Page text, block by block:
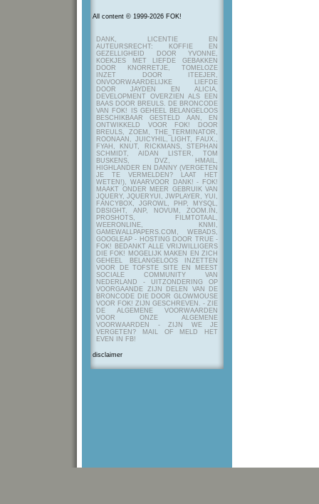
All content © 1999-2026 FOK!
DANK, LICENTIE EN
AUTEURSRECHT: KOFFIE EN
GEZELLIGHEID DOOR YVONNE,
KOEKJES MET LIEFDE GEBAKKEN
DOOR KNORRETJE, TOMELOZE
INZET DOOR ITEEJER,
ONVOORWAARDELIJKE LIEFDE
DOOR JAYDEN EN ALICIA,
DEVELOPMENT OVERZIEN ALS EEN
BAAS DOOR BREULS. DE BRONCODE
VAN FOK! IS GEHEEL BELANGELOOS
BESCHIKBAAR GESTELD AAN, EN
ONTWIKKELD VOOR FOK! DOOR
BREULS, ZOEM, THE_TERMINATOR,
ROONAAN, JUICYHIL, LIGHT, FAUX.,
FYAH, KNUT, RICKMANS, STEPHAN
SCHMIDT, AIDAN LISTER, TOM
BUSKENS, DVZ, HMAIL,
HIGHLANDER EN DANNY (VERGETEN
JE TE VERMELDEN? LAAT HET
WETEN!), WAARVOOR DANK! - FOK!
MAAKT ONDER MEER GEBRUIK VAN
JQUERY, JQUERYUI, JWPLAYER, YUI,
FANCYBOX, JGROWL, PHP, MYSQL,
DBSIGHT, ANP, NOVUM, ZOOM.IN,
PROSHOTS, FILMTOTAAL,
WEERONLINE, KNMI,
GAMEWALLPAPERS.COM, WEBADS,
GOOGLEAP - HOSTING DOOR TRUE -
FOK! BEDANKT ALLE VRIJWILLIGERS
DIE FOK! MOGELIJK MAKEN EN ZICH
GEHEEL BELANGELOOS INZETTEN
VOOR DE TOFSTE SITE EN MEEST
SOCIALE COMMUNITY VAN
NEDERLAND - UITZONDERING OP
VOORGAANDE ZIJN DELEN VAN DE
BRONCODE DIE DOOR GLOWMOUSE
VOOR FOK! ZIJN GESCHREVEN. - ZIE
DE ALGEMENE VOORWAARDEN
VOOR ONZE ALGEMENE
VOORWAARDEN - ZIJN WE JE
VERGETEN? MAIL OF MELD HET
EVEN IN FB!
disclaimer